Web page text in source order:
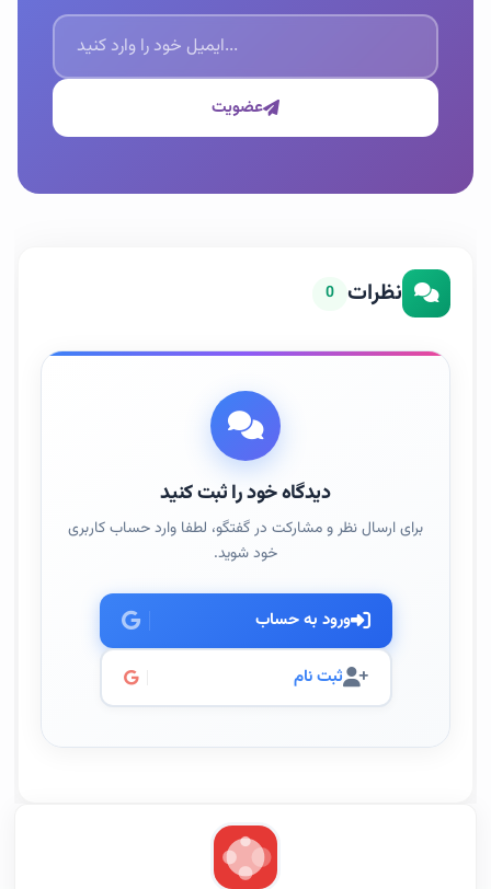
عضویت
نظرات 0
دیدگاه خود را ثبت کنید
برای ارسال نظر و مشارکت در گفتگو، لطفا وارد حساب کاربری
خود شوید.
ورود به حساب
ثبت نام